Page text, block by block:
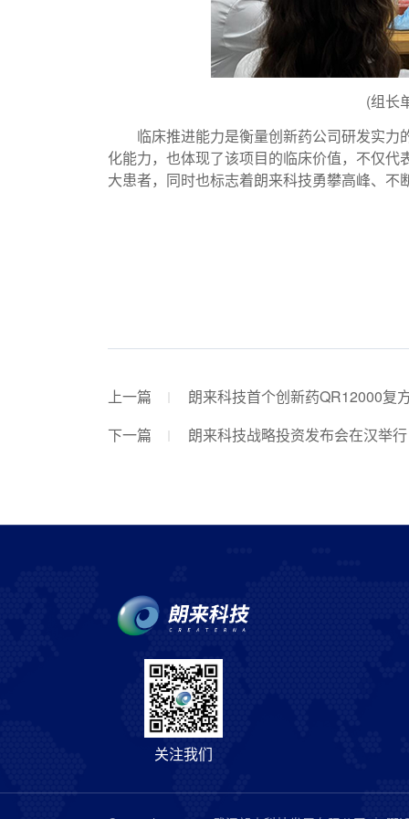
(组长
临床推进能力是衡量创新药公司研发实力
化能力，也体现了该项目的临床价值，不仅代
大患者，同时也标志着朗来科技勇攀高峰、
上一篇
朗来科技首个创新药QR12000复
下一篇
朗来科技战略投资发布会在汉举
关注我们